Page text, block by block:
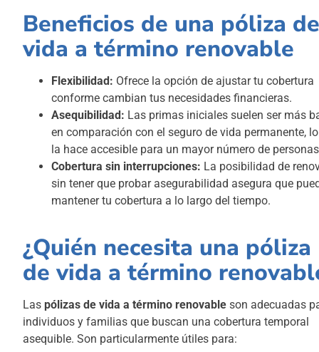
Beneficios de una póliza
vida a término renovable
Flexibilidad: Ofrece la opción de ajustar tu cobertura
conforme cambian tus necesidades financieras.
Asequibilidad: Las primas iniciales suelen ser más
en comparación con el seguro de vida permanente,
la hace accesible para un mayor número de
Cobertura sin interrupciones: La posibilidad de
sin tener que probar asegurabilidad asegura que
mantener tu cobertura a lo largo del tiempo.
¿Quién necesita una póliza
de vida a término
Laspólizas de vida a término renovable son adecuadas
individuos y familias que buscan una cobertura temporal
asequible. Son particularmente útiles para: